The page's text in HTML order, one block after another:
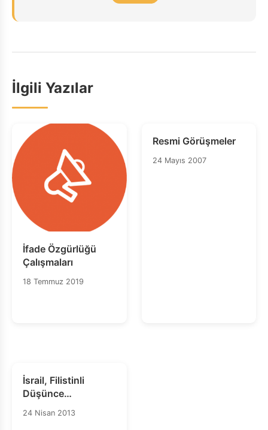
İlgili Yazılar
İfade Özgürlüğü
Çalışmaları
18 Temmuz 2019
Resmi Görüşmeler
24 Mayıs 2007
İsrail, Filistinli
Düşünce
Mahkumunu
24 Nisan 2013